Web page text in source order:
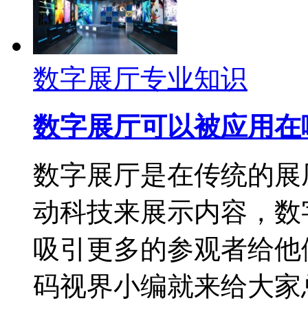
数字展厅专业知识
数字展厅可以被应用
数字展厅是在传统的
动科技来展示内容，
吸引更多的参观者给
码视界小编就来给大家